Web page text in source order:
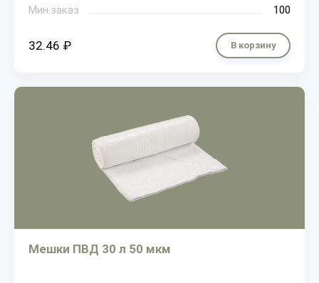
Мин.заказ
100
32.46 ₽ В корзину
Мешки ПВД 30 л 50 мкм